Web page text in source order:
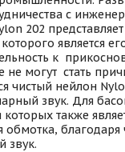
с
202
является
к
не могут стать
чистый нейлон
звук. Для
также
благодаря
звук.